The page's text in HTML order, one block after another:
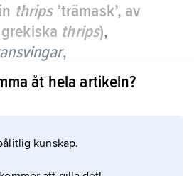
thrips’trämask’, av
thrips),
,
ordning insekter som
och omfattar
mm långa (svenska
åt hela artikeln?
kunskap.